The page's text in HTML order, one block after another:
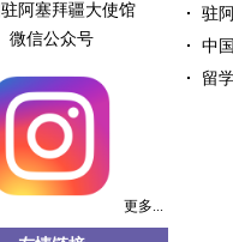
阿塞拜疆大使馆
微信公众号
更多...
驻
中
留